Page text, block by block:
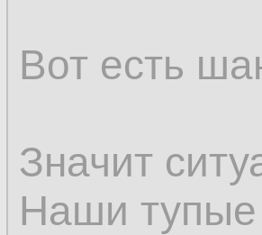
Вот есть
Значит
Наши тупые